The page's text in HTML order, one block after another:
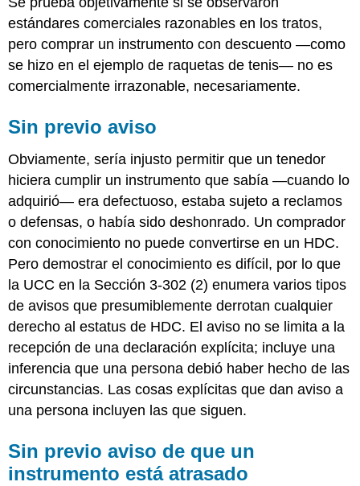
estándares comerciales razonables en los tratos,
pero comprar un instrumento con descuento —como
se hizo en el ejemplo de raquetas de tenis— no es
comercialmente irrazonable, necesariamente.
Sin previo aviso
Obviamente, sería injusto permitir que un tenedor
hiciera cumplir un instrumento que sabía —cuando lo
adquirió— era defectuoso, estaba sujeto a reclamos
o defensas, o había sido deshonrado. Un comprador
con conocimiento no puede convertirse en un HDC.
Pero demostrar el conocimiento es difícil, por lo que
la UCC en la Sección 3-302 (2) enumera varios tipos
de avisos que presumiblemente derrotan cualquier
derecho al estatus de HDC. El aviso no se limita a la
recepción de una declaración explícita; incluye una
inferencia que una persona debió haber hecho de las
circunstancias. Las cosas explícitas que dan aviso a
una persona incluyen las que siguen.
Sin previo aviso de que un
instrumento está atrasado